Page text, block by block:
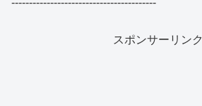
スポンサーリンク